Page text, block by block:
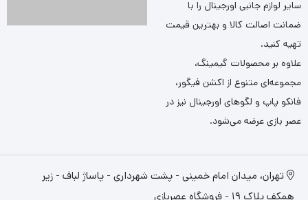
سایر لوازم جانبی اورجینال را با
ضمانت اصالت کالا و بهترین قیمت
تهیه کنید.
علاوه بر محصولات گیمینگ،
مجموعه‌ای متنوع از اکشن فیگور،
فانکو پاپ و لگوهای اورجینال نیز در
عصر بازی عرضه می‌شود.
تهران، میدان امام خمینی - پشت شهرداری - پاساژ لباف - زیر
همکف پلاک 19 - فروشگاه عصربازی